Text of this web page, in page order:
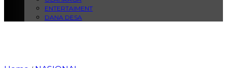
ENTERTAIMENT
DANA DESA